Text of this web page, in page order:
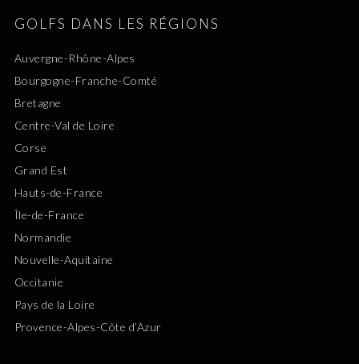
GOLFS DANS LES RÉGIONS
Auvergne-Rhône-Alpes
Bourgogne-Franche-Comté
Bretagne
Centre-Val de Loire
Corse
Grand Est
Hauts-de-France
Île-de-France
Normandie
Nouvelle-Aquitaine
Occitanie
Pays de la Loire
Provence-Alpes-Côte d’Azur